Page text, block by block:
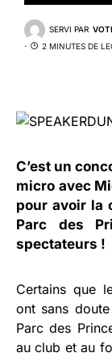
SERVI PAR
2 MINUTES DE
C’est un
micro avec
pour avoir la
Parc des
spectateurs !
Certains que
ont sans
Parc des
au club et au